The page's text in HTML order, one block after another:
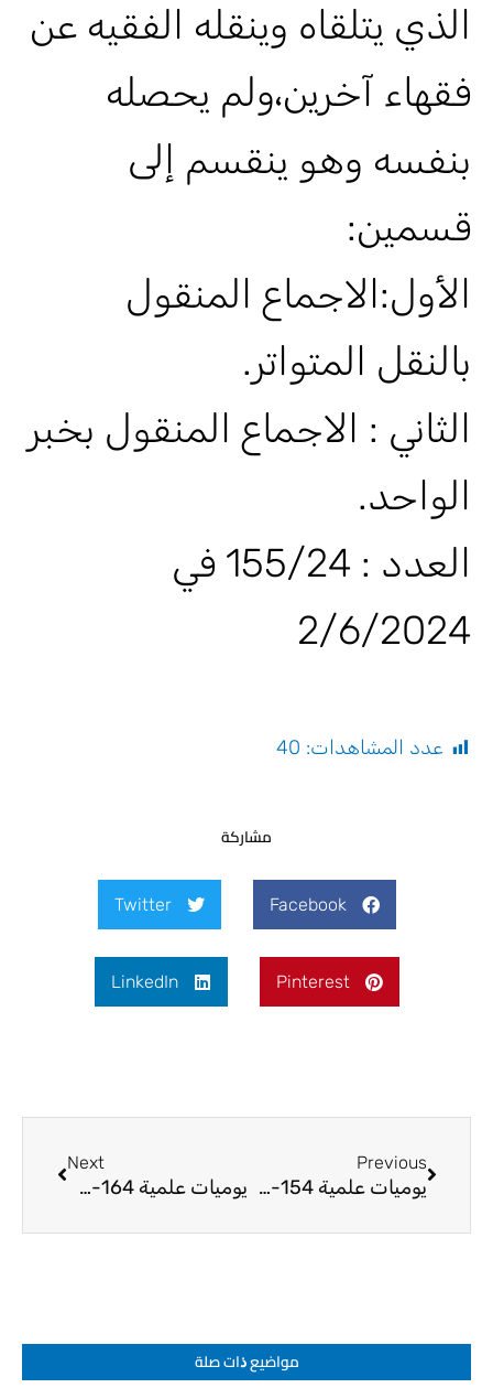
الذي يتلقاه وينقله الفقيه عن
فقهاء آخرين،ولم يحصله
بنفسه وهو ينقسم إلى
قسمين:
الأول:الاجماع المنقول
بالنقل المتواتر.
الثاني : الاجماع المنقول بخبر
الواحد.
العدد : 155/24 في
2/6/2024
عدد المشاهدات: 40
مشاركة
Facebook
Twitter
Pinterest
LinkedIn
Previous
يوميات علمية 154-24
Next
يوميات علمية 164-24
مواضيع ﺫات صلة